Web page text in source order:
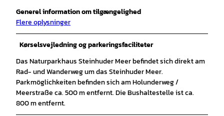
Generel information om tilgængelighed
Flere oplysninger
Kørselsvejledning og parkeringsfaciliteter
Das Naturparkhaus Steinhuder Meer befindet sich direkt am
Rad- und Wanderweg um das Steinhuder Meer.
Parkmöglichkeiten befinden sich am Holunderweg /
Meerstraße ca. 500 m entfernt. Die Bushaltestelle ist ca.
800 m entfernt.